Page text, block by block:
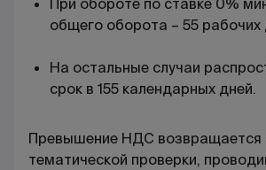
При обороте по ставке 0%
общего оборота – 55 рабочих
На остальные случаи
срок в 155 календарных дней.
Превышение НДС возвращается
тематической проверки,